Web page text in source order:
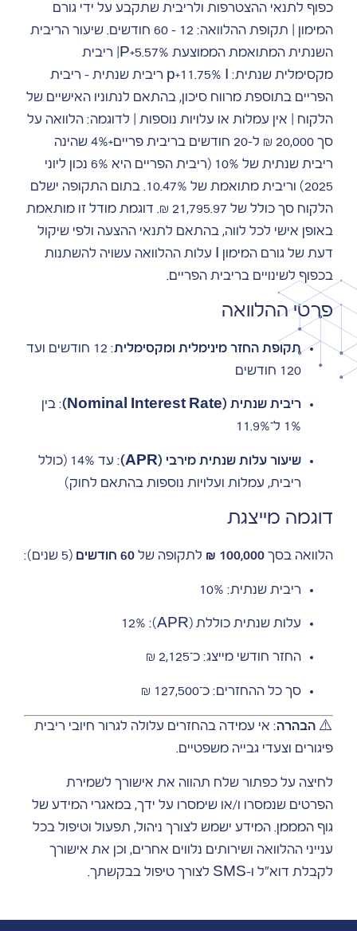
כפוף לתנאי ההצטרפות ולריבית שתקבע על ידי גורם
המימון | תקופת ההלוואה: 12 – 60 חודשים. שיעור הריבית
השנתית המתואמת הממוצעת P+5.57%| ריבית
מקסימלית שנתית: p+11.75% I ריבית שנתית – ריבית
הפריים בתוספת מרווח סיכון, בהתאם לנתוניו האישיים של
הלקוח | אין עמלות או עלויות נוספות | לדוגמה: הלוואה על
סך 20,000 ₪ ל-20 חודשים בריבית פריים+4% שהינה
ריבית שנתית של 10% (ריבית הפריים היא 6% נכון ליוני
2025) וריבית מתואמת של 10.47%. בתום התקופה ישלם
הלקוח סך כולל של 21,795.97 ₪. דוגמת מודל זו מותאמת
באופן אישי לכל לווה, בהתאם לתנאי ההצעה ולפי שיקול
דעת של גורם המימון I עלות ההלוואה עשויה להשתנות
בכפוף לשינויים בריבית הפריים.
פרטי ההלוואה
תקופת החזר מינימלית ומקסימלית
: 12 חודשים ועד
120 חודשים
ריבית שנתית (Nominal Interest Rate)
: בין
1% ל־11.9%
שיעור עלות שנתית מירבי (APR)
: עד 14% (כולל
ריבית, עמלות ועלויות נוספות בהתאם לחוק)
דוגמה מייצגת
הלוואה בסך 100,000 ₪ לתקופה של 60 חודשים (5 שנים):
ריבית שנתית: 10%
עלות שנתית כוללת (APR): 12%
החזר חודשי מייצג: כ־2,125 ₪
סך כל ההחזרים: כ־127,500 ₪
⚠️ הבהרה: אי עמידה בהחזרים עלולה לגרור חיובי ריבית
פיגורים וצעדי גבייה משפטיים.
לחיצה על כפתור שלח תהווה את אישורך לשמירת
הפרטים שנמסרו ו/או שימסרו על ידך, במאגרי המידע של
גוף המממן. המידע ישמש לצורך ניהול, תפעול וטיפול בכל
ענייני ההלוואה ושירותים נלווים אחרים, וכן את אישורך
לקבלת דוא"ל ו-SMS לצורך טיפול בבקשתך.